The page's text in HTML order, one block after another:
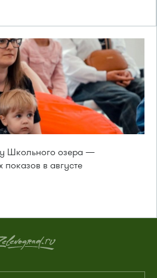
Школьного озера —
в августе